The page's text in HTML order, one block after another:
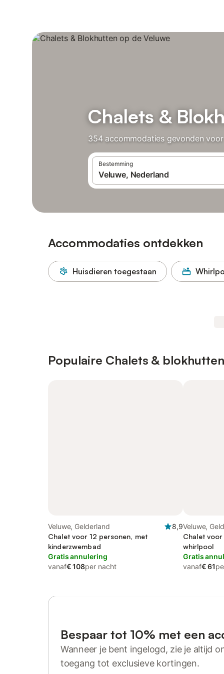
Chalets &
354 accommodaties gevonden
Bestemming
Accommodaties ontdekken
Huisdieren toegestaan
Populaire Chalets &
Veluwe, Gelderland
8,9
Chalet voor 12 personen, met
kinderzwembad
Gratis annulering
vanaf€ 108per nacht
Veluwe,
Chalet
whirlpool
Gratis
vanaf€ 61
Bespaar tot 10% met een
Wanneer je bent ingelogd, zie je altijd
toegang tot exclusieve kortingen.